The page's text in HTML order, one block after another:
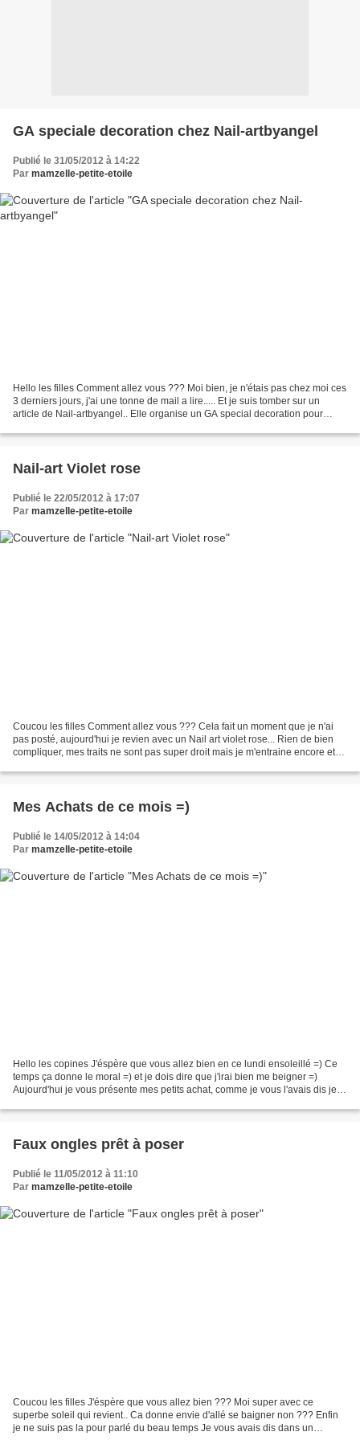
GA speciale decoration chez Nail-artbyangel
Publié le 31/05/2012 à 14:22
Par mamzelle-petite-etoile
Hello les filles Comment allez vous ??? Moi bien, je n'étais pas chez moi ces
3 derniers jours, j'ai une tonne de mail a lire..... Et je suis tomber sur un
article de Nail-artbyangel.. Elle organise un GA special decoration pour
Nail-art Violet rose
Publié le 22/05/2012 à 17:07
Par mamzelle-petite-etoile
Coucou les filles Comment allez vous ??? Cela fait un moment que je n'ai
pas posté, aujourd'hui je revien avec un Nail art violet rose... Rien de bien
compliquer, mes traits ne sont pas super droit mais je m'entraine encore et
Mes Achats de ce mois =)
Publié le 14/05/2012 à 14:04
Par mamzelle-petite-etoile
Hello les copines J'éspère que vous allez bien en ce lundi ensoleillé =) Ce
temps ça donne le moral =) et je dois dire que j'irai bien me beigner =)
Aujourd'hui je vous présente mes petits achat, comme je vous l'avais dis je
Faux ongles prêt à poser
Publié le 11/05/2012 à 11:10
Par mamzelle-petite-etoile
Coucou les filles J'éspère que vous allez bien ??? Moi super avec ce
superbe soleil qui revient.. Ca donne envie d'allé se baigner non ??? Enfin
je ne suis pas la pour parlé du beau temps Je vous avais dis dans un